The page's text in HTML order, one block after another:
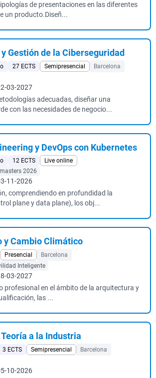
de presentaciones en las diferentes
un producto.Diseñ...
Gestión de la Ciberseguridad
27 ECTS Semipresencial
Barcelona
03-2027
adecuadas, diseñar una
con las necesidades de negocio...
y DevOps con Kubernetes
12 ECTS
Live online
2026
11-2026
comprendiendo en profundidad la
plane y data plane), los obj...
y Cambio Climático
Presencial
Barcelona
Inteligente
03-2027
profesional en el ámbito de la arquitectura y
las ...
Teoría a la Industria
3 ECTS Semipresencial
Barcelona
10-2026